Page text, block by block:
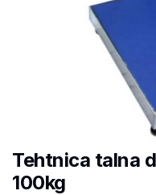
Tehtnica talna
100kg